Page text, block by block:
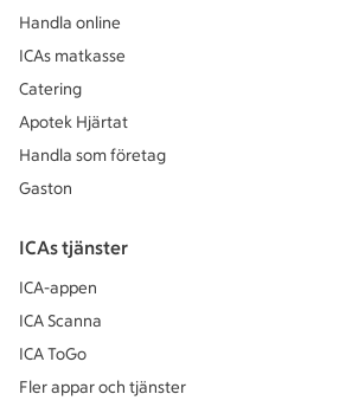
Handla online
ICAs matkasse
Catering
Apotek Hjärtat
Handla som företag
Gaston
ICAs tjänster
ICA-appen
ICA Scanna
ICA ToGo
Fler appar och tjänster